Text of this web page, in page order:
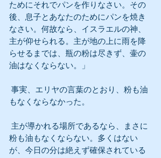
ためにそれでパンを作りなさい。その
後、息子とあなたのためにパンを焼き
なさい。何故なら、イスラエルの神、
主が仰せられる。主が地の上に雨を降
らせるまでは、瓶の粉は尽きず、壷の
油はなくならない。」
もなくならなかった。
粉も油もなくならない。多くはない
が、今日の分は絶えず確保されている